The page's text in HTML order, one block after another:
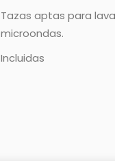
Tazas aptas para
microondas.
Incluidas